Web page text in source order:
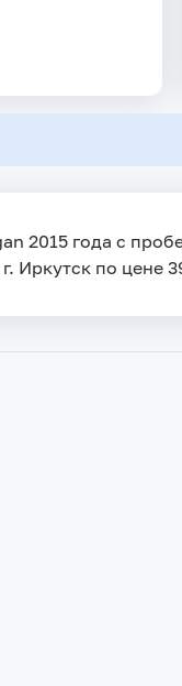
2015 года с
Иркутск по цене